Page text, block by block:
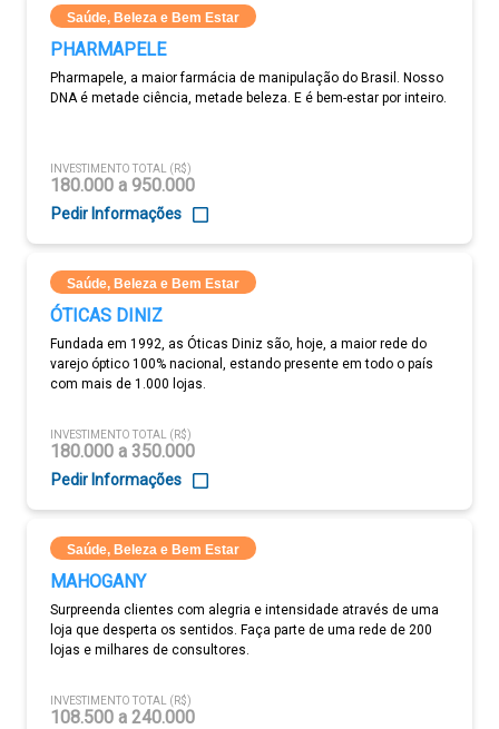
Saúde, Beleza e Bem Estar
PHARMAPELE
Pharmapele, a maior farmácia de manipulação do Brasil. Nosso
DNA é metade ciência, metade beleza. E é bem-estar por inteiro.
INVESTIMENTO TOTAL (R$)
180.000 a 950.000
Pedir Informações
Saúde, Beleza e Bem Estar
ÓTICAS DINIZ
Fundada em 1992, as Óticas Diniz são, hoje, a maior rede do
varejo óptico 100% nacional, estando presente em todo o país
com mais de 1.000 lojas.
INVESTIMENTO TOTAL (R$)
180.000 a 350.000
Pedir Informações
Saúde, Beleza e Bem Estar
MAHOGANY
Surpreenda clientes com alegria e intensidade através de uma
loja que desperta os sentidos. Faça parte de uma rede de 200
lojas e milhares de consultores.
INVESTIMENTO TOTAL (R$)
108.500 a 240.000